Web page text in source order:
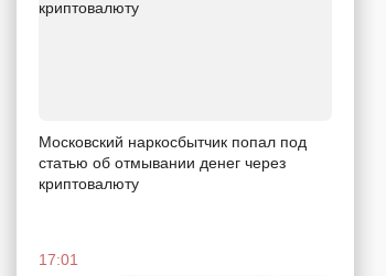
Московский наркосбытчик попал под
статью об отмывании денег через
криптовалюту
17:01